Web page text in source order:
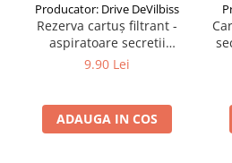
Producator: Drive DeVilbiss
Rezerva cartuș filtrant -
aspiratoare secretii
VacuAide QSU 800 ml
9.90 Lei
ADAUGA IN COS